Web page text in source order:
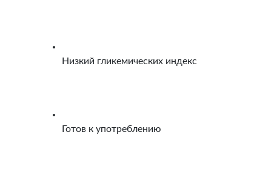
Низкий гликемических индекс
Готов к употреблению